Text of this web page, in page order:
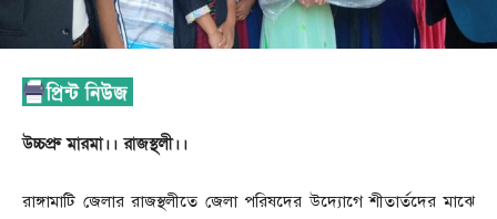
উচ্চপ্রু মারমা।। রাজস্থলী।।
রাঙ্গামাটি জেলার রাজস্থলীতে জেলা পরিষদের উদ্যোগে শীতার্তদের মাঝে